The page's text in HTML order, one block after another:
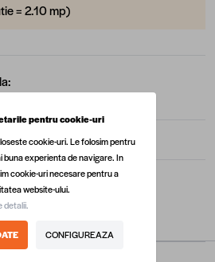
= 2.10 mp)
SICAP
pentru cookie-uri
cookie-uri. Le folosim pentru
buna experienta de navigare. In
cookie-uri necesare pentru a
website-ului.
detalii.
CONFIGUREAZA